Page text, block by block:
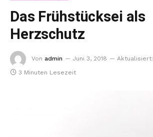
Das Frühstücksei als
Herzschutz
Von admin Juni 3, 2018 Aktualisiert:
3 Minuten Lesezeit